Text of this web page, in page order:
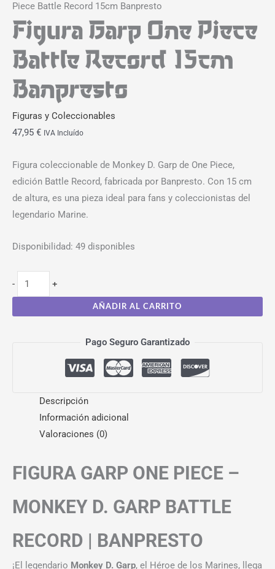
Piece Battle Record 15cm Banpresto
Figura Garp One Piece
Battle Record 15cm
Banpresto
Figuras y Coleccionables
47,95 € IVA Incluído
Figura coleccionable de Monkey D. Garp de One Piece,
edición Battle Record, fabricada por Banpresto. Con 15 cm
de altura, es una pieza ideal para fans y coleccionistas del
legendario Marine.
Disponibilidad: 49 disponibles
- +
AÑADIR AL CARRITO
Pago Seguro Garantizado
Descripción
Información adicional
Valoraciones (0)
FIGURA GARP ONE PIECE –
MONKEY D. GARP BATTLE
RECORD | BANPRESTO
¡El legendario Monkey D. Garp, el Héroe de los Marines, llega